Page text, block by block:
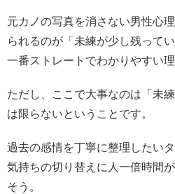
元カノの写真を消さない男性心
られるのが「未練が少し残って
一番ストレートでわかりやすい理
ただし、ここで大事なのは「未
は限らないということです。
過去の感情を丁寧に整理したい
気持ちの切り替えに人一倍時間
そう。